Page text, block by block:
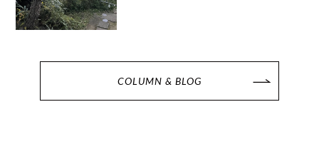
COLUMN & BLOG